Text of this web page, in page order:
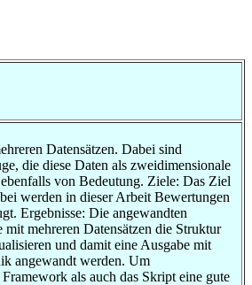
Datensätzen. Dabei sind
die diese Daten als zweidimensionale
von Bedeutung. Ziele: Das Ziel
werden in dieser Arbeit Bewertungen
Ergebnisse: Die angewandten
mehreren Datensätzen die Struktur
und damit eine Ausgabe mit
angewandt werden. Um
als auch das Skript eine gute